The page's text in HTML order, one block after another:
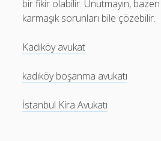
bir fikir olabilir. Unutmayın,
karmaşık sorunları bile çözebilir.
Kadıköy avukat
kadıköy boşanma avukatı
İstanbul Kira Avukatı